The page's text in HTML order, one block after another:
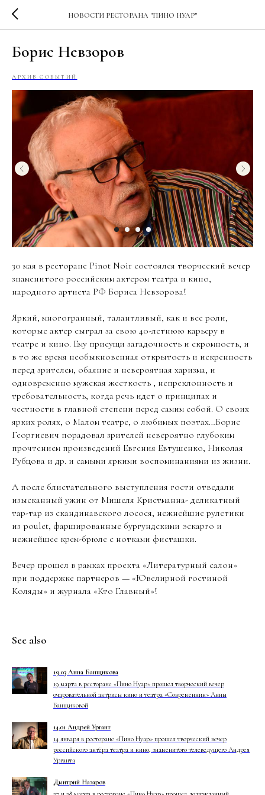
НОВОСТИ РЕСТОРАНА "ПИНО НУАР"
Борис Невзоров
АРХИВ СОБЫТИЙ
30 мая в ресторане Pinot Noir состоялся творческий вечер
знаменитого российским актером театра и кино,
народного артиста РФ Бориса Невзорова!
Яркий, многогранный, талантливый, как и все роли,
которые актер сыграл за свою 40-летнюю карьеру в
театре и кино. Ему присущи загадочность и скромность, и
в то же время необыкновенная открытость и искренность
перед зрителем, обаяние и невероятная харизма, и
одновременно мужская жесткость , непреклонность и
требовательность, когда речь идет о принципах и
честности в главной степени перед самим собой. О своих
ярких ролях, о Малом театре, о любимых поэтах…Борис
Георгиевич порадовал зрителей невероятно глубоким
прочтением произведений Евгения Евтушенко, Николая
Рубцова и др. и самыми яркими воспоминаниями из жизни.
А после блистательного выступления гости отведали
изысканный ужин от Мишеля Кристманна- деликатный
тар-тар из скандинавского лосося, нежнейшие рулетики
из poulet, фаршированные бургундскими эскарго и
нежнейшее крем-брюле с нотками фисташки.
Вечер прошел в рамках проекта «Литературный салон»
при поддержке партнеров — «Ювелирной гостиной
Коляды» и журнала «Кто Главный»!
See also
19.03 Анна Банщикова
19 марта в ресторане «Пино Нуар» прошел творческий вечер
очаровательной актрисы кино и театра «Современник» Анны
Банщиковой
14.01 Андрей Ургант
14 января в ресторане «Пино Нуар» прошел творческий вечер
российского актёра театра и кино, знаменитого телеведущего Андрея
Урганта
Дмитрий Назаров